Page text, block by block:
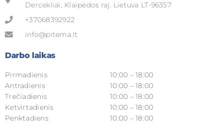
Dercekliai, Klaipėdos raj. Lietuva LT-96357
+37068392922
info@pitema.lt
Darbo laikas
Pirmadienis
Antradienis
Trečiadienis
Ketvirtadienis
Penktadiens
10:00 – 18:00
10:00 – 18:00
10:00 – 18:00
10:00 – 18:00
10:00 – 18:00